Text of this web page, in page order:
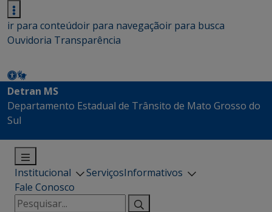
ir para conteúdoir para navegaçãoir para busca
Ouvidoria Transparência
Detran MS
Departamento Estadual de Trânsito de Mato Grosso do
Sul
Institucional ServiçosInformativos
Fale Conosco
Pesquisar